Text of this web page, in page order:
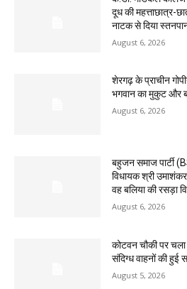
दूध की महत्ताछात्र-
नाटक से दिया
August 6, 2026
शेरगढ़ के प्राचीन
भगवान का मुकुट और
August 6, 2026
बहुजन समाज पार्टी
विधायक श्री
वह बलिया की रसड़ा
August 6, 2026
कोटवन चौकी पर
संदिग्ध वाहनों की हुई
August 5, 2026